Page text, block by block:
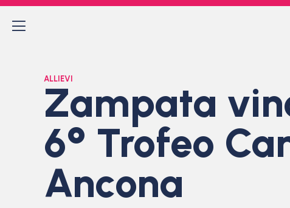
ALLIEVI
Zampata
6° Trofeo
Ancona